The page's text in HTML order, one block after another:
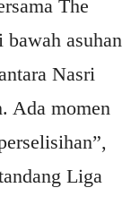
The
asuhan
Nasri
Ada momen
Liga